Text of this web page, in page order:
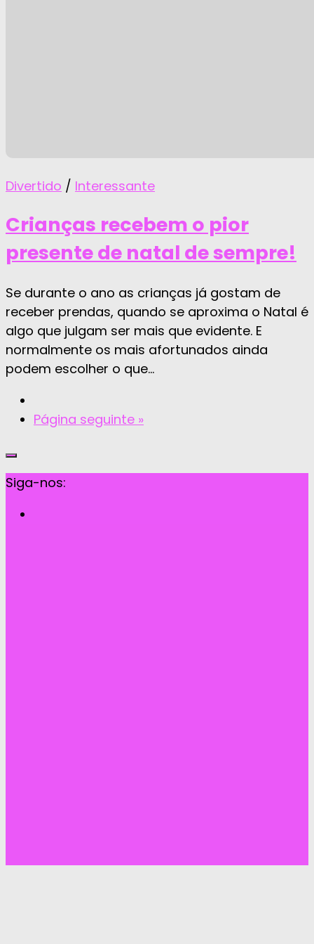
Divertido / Interessante
Crianças recebem o pior
presente de natal de sempre!
Se durante o ano as crianças já gostam de
receber prendas, quando se aproxima o Natal é
algo que julgam ser mais que evidente. E
normalmente os mais afortunados ainda
podem escolher o que...
Página seguinte »
Siga-nos: